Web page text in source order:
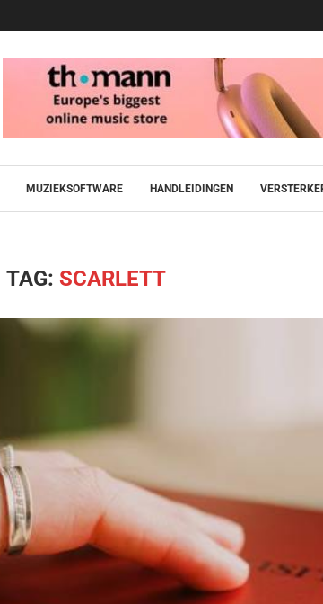
MUZIEKSOFTWARE HANDLEIDINGEN
TAG: SCARLETT